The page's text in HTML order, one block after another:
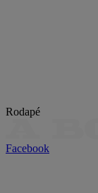
Rodapé
Facebook